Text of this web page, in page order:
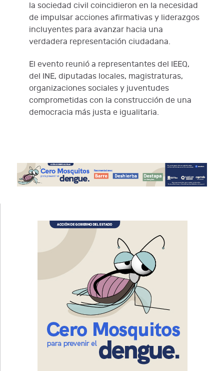
la sociedad civil coincidieron en la necesidad
de impulsar acciones afirmativas y liderazgos
incluyentes para avanzar hacia una
verdadera representación ciudadana.
El evento reunió a representantes del IEEQ,
del INE, diputadas locales, magistraturas,
organizaciones sociales y juventudes
comprometidas con la construcción de una
democracia más justa e igualitaria.